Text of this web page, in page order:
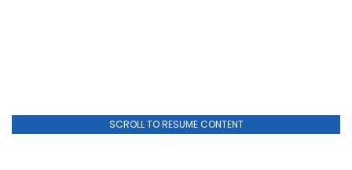
SCROLL TO RESUME CONTENT